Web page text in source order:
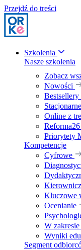
Przejdź do treści
Szkolenia
Nasze szkolenia
Zobacz
Nowości
Bestsellery
Stacjonarne
Online z
Reforma26
Priorytety
Kompetencje
Cyfrowe
Kluczowe
Ocenianie
W
Wyniki
Segment